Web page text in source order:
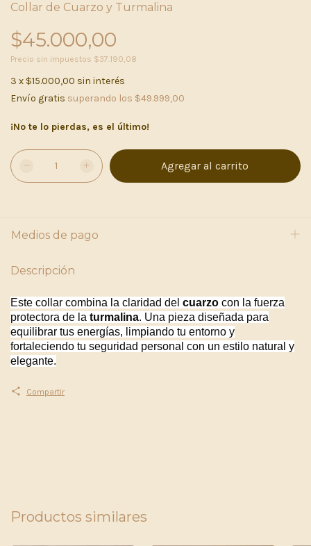
Collar de Cuarzo y Turmalina
$45.000,00
Precio sin impuestos $37.190,08
3 x $15.000,00 sin interés
Envío gratis superando los $49.999,00
¡No te lo pierdas, es el último!
Medios de pago
Descripción
Este collar combina la claridad del cuarzo con la fuerza
protectora de la turmalina. Una pieza diseñada para
equilibrar tus energías, limpiando tu entorno y
fortaleciendo tu seguridad personal con un estilo natural y
elegante.
Compartir
Productos similares